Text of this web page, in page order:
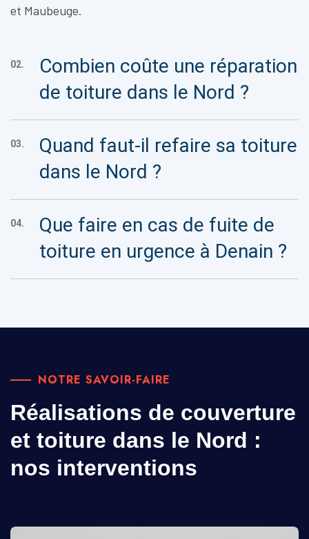
et Maubeuge.
02.
Combien coûte une réparation
de toiture dans le Nord ?
03.
Quand faut-il refaire sa toiture
dans le Nord ?
04.
Que faire en cas de fuite de
toiture en urgence à Denain ?
NOTRE SAVOIR-FAIRE
Réalisations de couverture
et toiture dans le Nord :
nos interventions